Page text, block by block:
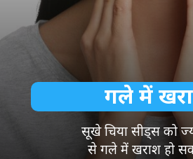
गले में
सूखे चिया सीड्स को
से गले में खराश हो